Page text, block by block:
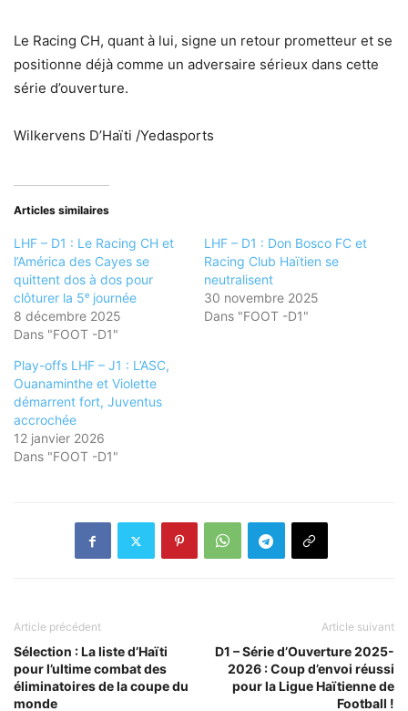
Le Racing CH, quant à lui, signe un retour prometteur et se
positionne déjà comme un adversaire sérieux dans cette
série d’ouverture.
Wilkervens D’Haïti /Yedasports
Articles similaires
LHF – D1 : Le Racing CH et
l’América des Cayes se
quittent dos à dos pour
clôturer la 5ᵉ journée
8 décembre 2025
Dans "FOOT -D1"
LHF – D1 : Don Bosco FC et
Racing Club Haïtien se
neutralisent
30 novembre 2025
Dans "FOOT -D1"
Play-offs LHF – J1 : L’ASC,
Ouanaminthe et Violette
démarrent fort, Juventus
accrochée
12 janvier 2026
Dans "FOOT -D1"
Article précédent
Sélection : La liste d’Haïti
pour l’ultime combat des
éliminatoires de la coupe du
monde
Article suivant
D1 – Série d’Ouverture 2025-
2026 : Coup d’envoi réussi
pour la Ligue Haïtienne de
Football !